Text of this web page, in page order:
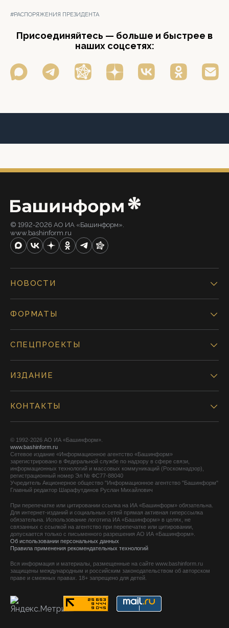
#РАСПОРЯЖЕНИЯ ПРЕЗИДЕНТА
Присоединяйтесь — больше и быстрее в
наших соцсетях:
© 1992-2026 АО ИА «Башинформ».
www.bashinform.ru
НОВОСТИ
ФОРМАТЫ
СПЕЦПРОЕКТЫ
ИЗДАНИЕ
КОНТАКТЫ
© 1992-2026 АО ИА «Башинформ».
www.bashinform.ru
Сетевое издание «Информационное агентство «Башинформ»
зарегистрировано в Федеральной службе по надзору в сфере связи,
информационных технологий и массовых коммуникаций (Роскомнадзор),
регистрационный номер Эл № ФС77-88040
Учредитель Акционерное общество "Информационное агентство "Башинформ"
Главный редактор Шарафутдинов Руслан Михайлович
При перепечатке или цитировании ссылка на ИА «Башинформ» обязательна.
Для интернет-изданий и социальных сетей прямая активная гиперссылка
обязательна. Использование логотипа ИА «Башинформ» в целях, не
связанных с ссылкой на агентство при перепечатке или цитировании,
допускается только с письменного разрешения АО ИА «Башинформ».
Об использовании персональных данных
Правила применения рекомендательных технологий
Вся информация и материалы, размещенные на сайте www.bashinform.ru
защищены международным и российским законодательством об авторском
праве и смежных правах. 18+ запрещено для детей.